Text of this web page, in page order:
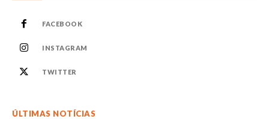
FACEBOOK
INSTAGRAM
TWITTER
ÚLTIMAS NOTÍCIAS